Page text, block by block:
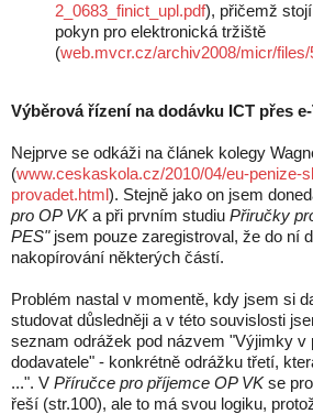
2_0683_finict_upl.pdf), přičemž
pokyn pro elektronická tržiště
(web.mvcr.cz/archiv2008/micr/
Výběrová řízení na dodávku ICT přes
Nejprve se odkáži na článek kolegy
(www.ceskaskola.cz/2010/04/eu-penize-
provadet.html). Stejně jako on jsem
pro OP VKa při prvním studiu Přiručky
PES"jsem pouze zaregistroval, že do ní
nakopírování některých částí.
Problém nastal v momentě, kdy jsem si
studovat důsledněji a v této souvislosti
seznam odrážek pod názvem "Výjimky v
dodavatele" - konkrétně odrážku třetí,
...". V Příručce pro příjemce OP VKse
řeší (str.100), ale to má svou logiku,